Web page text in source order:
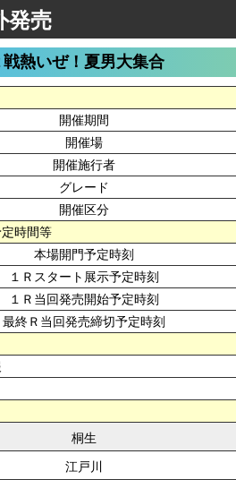
発売
熱いぜ！夏男大集合
開催期間
開催場
開催施行者
グレード
開催区分
時間等
本場開門予定時刻
１Ｒスタート展示予定時刻
１Ｒ当回発売開始予定時刻
最終Ｒ当回発売締切予定時刻
桐生
江戸川